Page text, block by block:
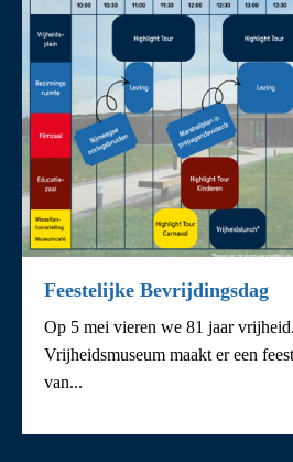
Feestelijke Bevrijdingsdag
Op 5 mei vieren we 81 jaar
Vrijheidsmuseum maakt er een
van...